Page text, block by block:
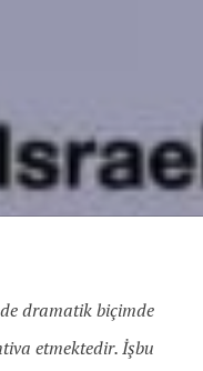
dramatik biçimde
etmektedir. İşbu